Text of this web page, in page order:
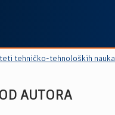
tehničko-tehnoloških nauka
AUTORA